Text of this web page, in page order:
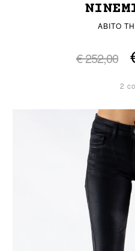
ABITO
€ 252,00
2